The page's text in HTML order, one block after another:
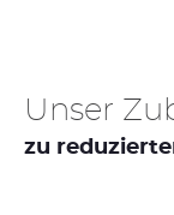
Unser
zu